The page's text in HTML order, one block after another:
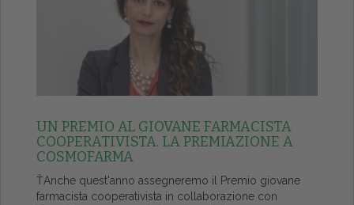
UN PREMIO AL GIOVANE FARMACISTA
COOPERATIVISTA. LA PREMIAZIONE A
COSMOFARMA
ŤAnche quest'anno assegneremo il Premio giovane
farmacista cooperativista in collaborazione con